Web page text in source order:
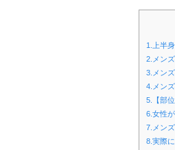
1.上半
2.メン
3.メン
4.メン
5.【部
6.女性
7.メン
8.実際